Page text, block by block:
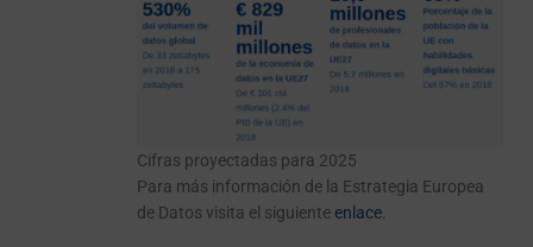
Cifras proyectadas para 2025
Para más información de la Estrategia Europea
de Datos visita el siguiente enlace.